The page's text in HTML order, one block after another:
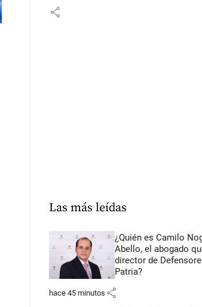
share
Las más leídas
¿Quién es Camilo
Abello, el abogado
director de
Patria?
hace 45 minutos share